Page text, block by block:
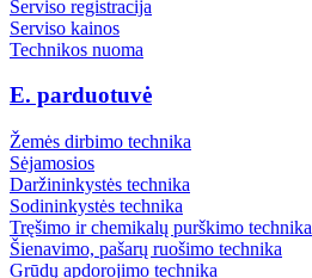
Serviso registracija
Serviso kainos
Technikos nuoma
E. parduotuvė
Žemės dirbimo technika
Sėjamosios
Daržininkystės technika
Sodininkystės technika
Tręšimo ir chemikalų purškimo technika
Šienavimo, pašarų ruošimo technika
Grūdų apdorojimo technika